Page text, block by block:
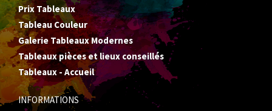
Prix Tableaux
Tableau Couleur
Galerie Tableaux Modernes
Tableaux pièces et lieux conseillés
Tableaux - Accueil
INFORMATIONS